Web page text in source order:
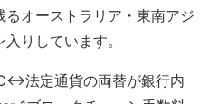
オーストラリア・東南アジ
りしています。
法定通貨の両替が銀行内